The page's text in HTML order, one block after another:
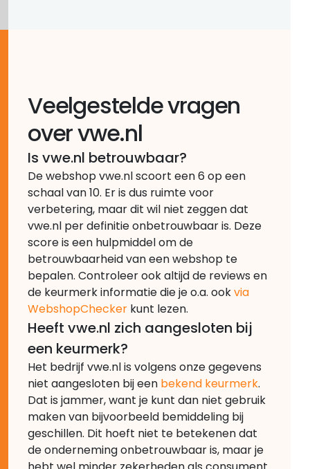
Veelgestelde vragen
over vwe.nl
Is vwe.nl betrouwbaar?
De webshop vwe.nl scoort een 6 op een
schaal van 10. Er is dus ruimte voor
verbetering, maar dit wil niet zeggen dat
vwe.nl per definitie onbetrouwbaar is. Deze
score is een hulpmiddel om de
betrouwbaarheid van een webshop te
bepalen. Controleer ook altijd de reviews en
de keurmerk informatie die je o.a. ookvia
WebshopChecker kunt lezen.
Heeft vwe.nl zich aangesloten bij
een keurmerk?
Het bedrijf vwe.nl is volgens onze gegevens
niet aangesloten bij een bekend keurmerk.
Dat is jammer, want je kunt dan niet gebruik
maken van bijvoorbeeld bemiddeling bij
geschillen. Dit hoeft niet te betekenen dat
de onderneming onbetrouwbaar is, maar je